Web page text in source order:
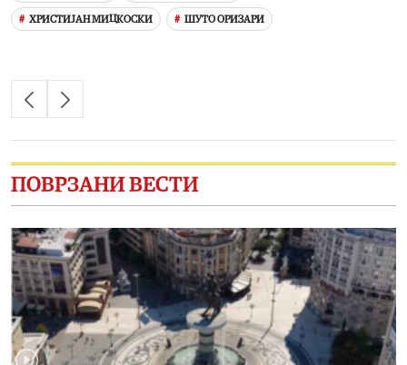
ХРИСТИЈАН МИЦКОСКИ ШУТО ОРИЗАРИ
ПОВРЗАНИ ВЕСТИ